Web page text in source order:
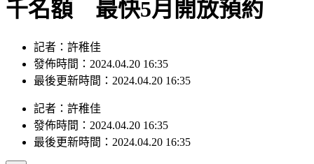
千名額 最快5月開放預約
記者：許稚佳
發佈時間：2024.04.20 16:35
最後更新時間：2024.04.20 16:35
記者 ： 許稚佳
發佈時間： 2024.04.20 16:35
最後更新時間： 2024.04.20 16:35